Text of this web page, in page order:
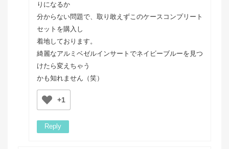
りになるか
分からない問題で、取り敢えずこのケースコンプリート
セットを購入し
着地しております。
綺麗なアルミベゼルインサートでネイビーブルーを見つ
けたら変えちゃう
かも知れません（笑）
+1
Reply